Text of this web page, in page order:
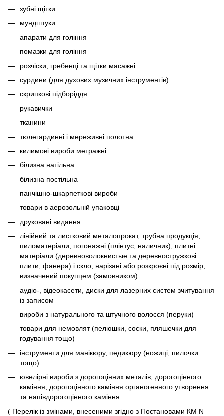
зубні щітки
мундштуки
апарати для гоління
помазки для гоління
розчіски, гребенці та щітки масажні
сурдини (для духових музичних інструментів)
скрипкові підборіддя
рукавички
тканини
тюлегардинні і мереживні полотна
килимові вироби метражні
білизна натільна
білизна постільна
панчішно-шкарпеткові вироби
товари в аерозольній упаковці
друковані видання
лінійний та листковий металопрокат, трубна продукція,
пиломатеріали, погонажні (плінтус, наличник), плитні
матеріали (деревноволокнистые та деревностружкові
плити, фанера) і скло, нарізані або розкроєні під розмір,
визначений покупцем (замовником)
аудіо-, відеокасети, диски для лазерних систем зчитування
із записом
вироби з натурального та штучного волосся (перуки)
товари для немовлят (пелюшки, соски, пляшечки для
годування тощо)
інструменти для манікюру, педикюру (ножиці, пилочки
тощо)
ювелірні вироби з дорогоцінних металів, дорогоцінного
каміння, дорогоцінного каміння органогенного утворення
та напівдорогоцінного каміння
( Перелік із змінами, внесеними згідно з Постановами КМ N